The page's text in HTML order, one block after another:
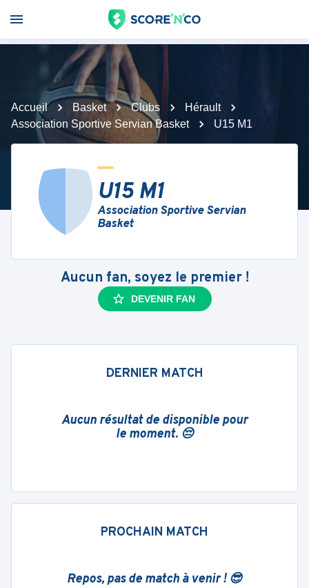
Accueil Basket Clubs
Hérault
Association Sportive Servian Basket
U15 M1
U15 M1
Association Sportive Servian
Basket
Aucun fan, soyez le premier !
DEVENIR FAN
DERNIER MATCH
Aucun résultat de disponible pour
le moment. 😔
PROCHAIN MATCH
Repos, pas de match à venir ! 😎